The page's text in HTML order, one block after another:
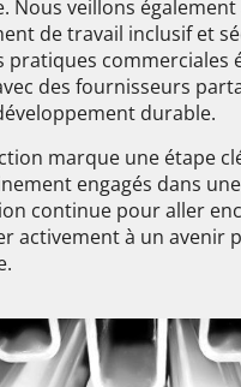
Nous veillons
de travail inclusif et
pratiques commerciales
des fournisseurs
durable.
marque une étape
engagés dans
continue pour aller
activement à un avenir